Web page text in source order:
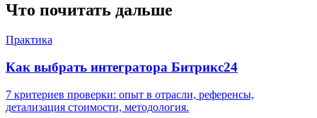
Что почитать дальше
Практика
Как выбрать интегратора Битрикс24
7 критериев проверки: опыт в отрасли, референсы,
детализация стоимости, методология.